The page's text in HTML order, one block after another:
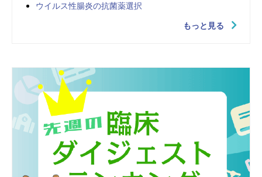
ウイルス性腸炎の抗菌薬選択
もっと見る